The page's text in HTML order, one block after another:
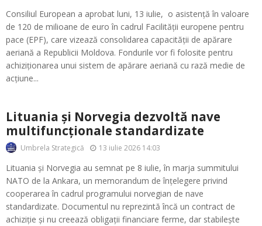
Consiliul European a aprobat luni, 13 iulie, o asistență în valoare
de 120 de milioane de euro în cadrul Facilității europene pentru
pace (EPF), care vizează consolidarea capacității de apărare
aeriană a Republicii Moldova. Fondurile vor fi folosite pentru
achiziționarea unui sistem de apărare aeriană cu rază medie de
acțiune...
Lituania și Norvegia dezvoltă nave
multifuncționale standardizate
Umbrela Strategică 13 iulie 2026 14:03
Lituania și Norvegia au semnat pe 8 iulie, în marja summitului
NATO de la Ankara, un memorandum de înțelegere privind
cooperarea în cadrul programului norvegian de nave
standardizate. Documentul nu reprezintă încă un contract de
achiziție și nu creează obligații financiare ferme, dar stabilește